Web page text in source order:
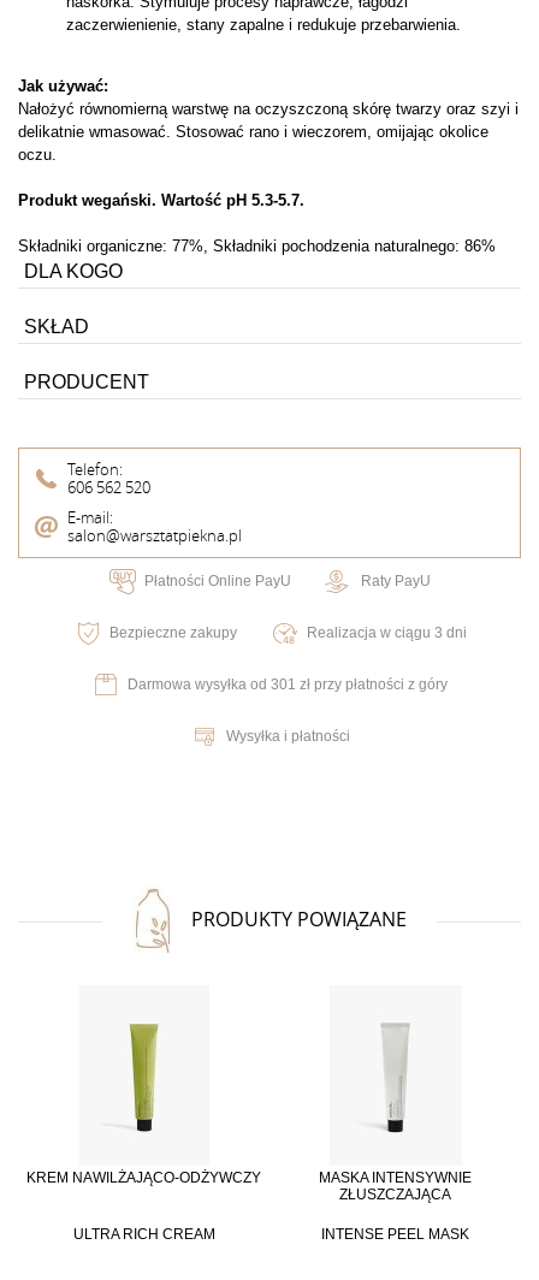
zaczerwienienie, stany zapalne i redukuje przebarwienia.
Jak używać:
Nałożyć równomierną warstwę na oczyszczoną skórę twarzy oraz szyi i
delikatnie wmasować. Stosować rano i wieczorem, omijając okolice
oczu.
Produkt wegański. Wartość pH 5.3-5.7.
Składniki organiczne: 77%, Składniki pochodzenia naturalnego: 86%
DLA KOGO
SKŁAD
PRODUCENT
Telefon:
606 562 520
E-mail:
salon@warsztatpiekna.pl
Płatności Online PayU Raty PayU
Bezpieczne zakupy Realizacja w ciągu 3 dni
Darmowa wysyłka od 301 zł przy płatności z góry
Wysyłka i płatności
PRODUKTY POWIĄZANE
KREM NAWILŻAJĄCO-ODŻYWCZY
ULTRA RICH CREAM
MASKA INTENSYWNIE
ZŁUSZCZAJĄCA
INTENSE PEEL MASK